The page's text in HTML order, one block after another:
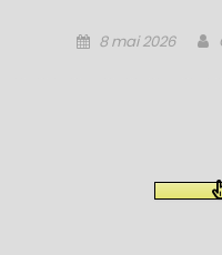
Posted
8 mai 2026